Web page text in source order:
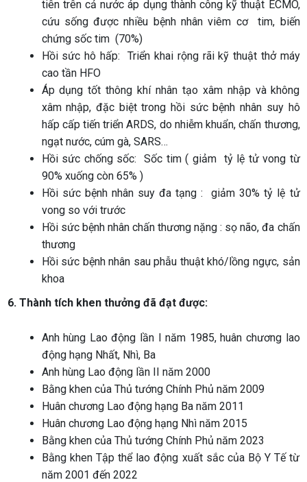
tiên trên cả nước áp dụng thành công kỹ thuật ECMO,
cứu sống được nhiều bệnh nhân viêm cơ
tim, biến
chứng sốc tim (70%)
Hồi sức hô hấp:
Triển khai rộng rãi kỹ thuật thở máy
cao tần HFO
Áp dụng tốt thông khí nhân tạo xâm nhập và không
xâm nhập, đặc biệt trong hồi sức bệnh nhân suy hô
hấp cấp tiến triển ARDS, do nhiễm khuẩn, chấn thương,
ngạt nước, cúm gà, SARS…
Hồi sức chống sốc:
Sốc tim ( giảm
tỷ lệ tử vong từ
90% xuống còn 65% )
Hồi sức bệnh nhân suy đa tạng :
giảm 30% tỷ lệ tử
vong so với trước
Hồi sức bệnh nhân chấn thương nặng : sọ não, đa chấn
thương
Hồi sức bệnh nhân sau phẫu thuật khó/lồng ngực, sản
khoa
6. Thành tích khen thưởng đã đạt được:
Anh hùng Lao động lần I năm 1985, huân chương lao
động hạng Nhất, Nhì, Ba
Anh hùng Lao động lần II năm 2000
Bằng khen của Thủ tướng Chính Phủ năm 2009
Huân chương Lao động hạng Ba năm 2011
Huân chương Lao động hạng Nhì năm 2015
Bằng khen của Thủ tướng Chính Phủ năm 2023
Bằng khen Tập thể lao động xuất sắc của Bộ Y Tế từ
năm 2001 đến 2022